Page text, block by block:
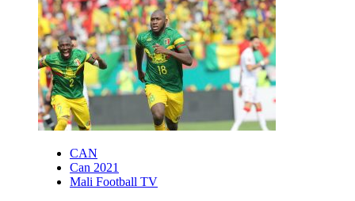
CAN
Can 2021
Mali Football TV